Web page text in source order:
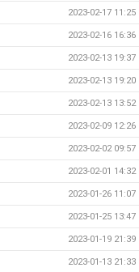
2023-02-17 11:25
2023-02-16 16:36
2023-02-13 19:37
2023-02-13 19:20
2023-02-13 13:52
2023-02-09 12:26
2023-02-02 09:57
2023-02-01 14:32
2023-01-26 11:07
2023-01-25 13:47
2023-01-19 21:39
2023-01-13 21:33